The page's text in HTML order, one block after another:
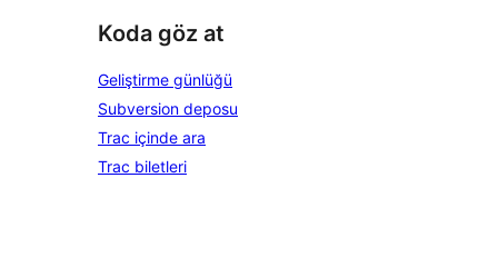
Koda göz at
Geliştirme günlüğü
Subversion deposu
Trac içinde ara
Trac biletleri